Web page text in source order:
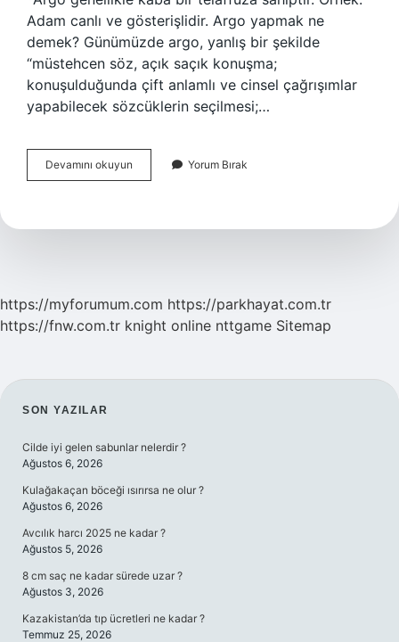
Adam canlı ve gösterişlidir. Argo yapmak ne
demek? Günümüzde argo, yanlış bir şekilde
“müstehcen söz, açık saçık konuşma;
konuşulduğunda çift anlamlı ve cinsel çağrışımlar
yapabilecek sözcüklerin seçilmesi;…
Devamını okuyun
Sevgili
Yorum Bırak
https://myforumum.com https://parkhayat.com.tr
https://fnw.com.tr knight online nttgame Sitemap
SIDEBAR
SON YAZILAR
Cilde iyi gelen sabunlar nelerdir ?
Ağustos 6, 2026
Kulağakaçan böceği ısırırsa ne olur ?
Ağustos 6, 2026
Avcılık harcı 2025 ne kadar ?
Ağustos 5, 2026
8 cm saç ne kadar sürede uzar ?
Ağustos 3, 2026
Kazakistan’da tıp ücretleri ne kadar ?
Temmuz 25, 2026